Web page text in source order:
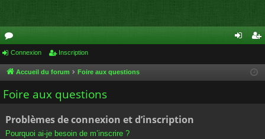
or
u
m
cri
Connexion Inscription
Accueil du forum Foire aux questions
Foire aux questions
Problèmes de connexion et d’inscription
Pourquoi ai-je besoin de m’inscrire ?